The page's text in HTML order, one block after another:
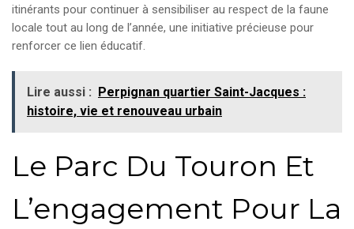
itinérants pour continuer à sensibiliser au respect de la faune
locale tout au long de l’année, une initiative précieuse pour
renforcer ce lien éducatif.
Lire aussi : Perpignan quartier Saint-Jacques :
histoire, vie et renouveau urbain
Le Parc Du Touron Et
L’engagement Pour La